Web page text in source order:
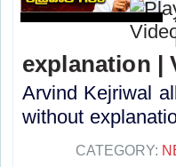
explanation |
Arvind Kejriwal
without
CATEGORY: